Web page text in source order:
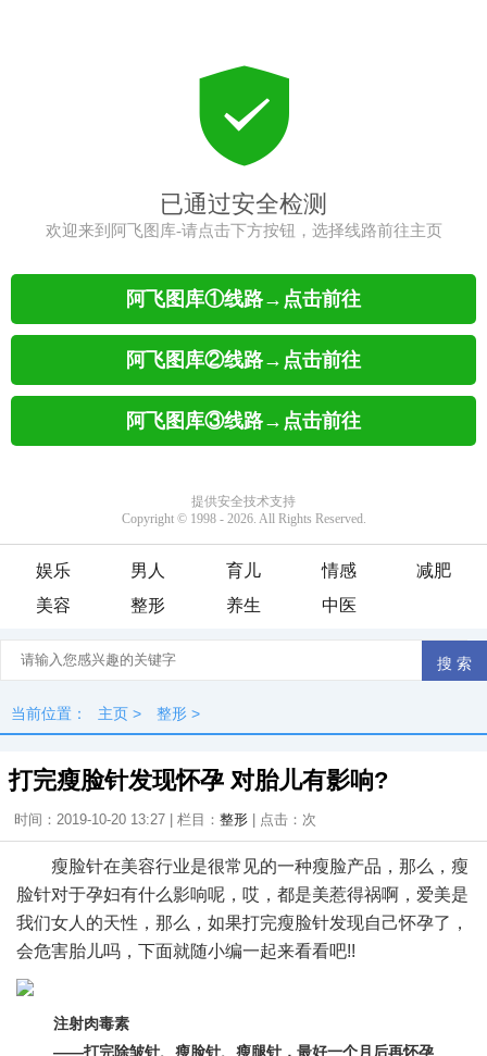
娱乐 男人 育儿 情感
减肥
美容
整形 养生 中医
当前位置： 主页 > 整形 >
打完瘦脸针发现怀孕 对胎儿有影响?
时间：2019-10-20 13:27 | 栏目： 整形 | 点击： 次
瘦脸针在美容行业是很常见的一种瘦脸产品，那么，瘦
脸针对于孕妇有什么影响呢，哎，都是美惹得祸啊，爱美是
我们女人的天性，那么，如果打完瘦脸针发现自己怀孕了，
会危害胎儿吗，下面就随小编一起来看看吧!!
注射肉毒素
——打完除皱针、瘦脸针、瘦腿针，最好一个月后再怀孕